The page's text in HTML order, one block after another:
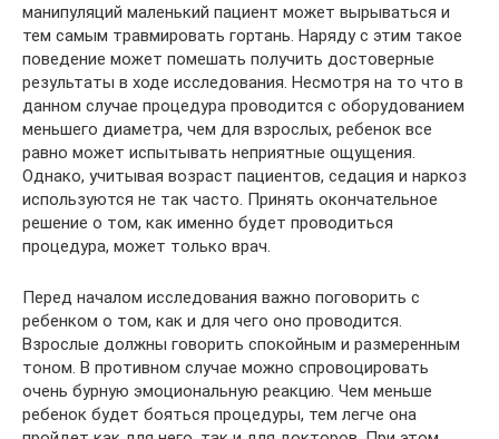
манипуляций маленький пациент может вырываться и
тем самым травмировать гортань. Наряду с этим такое
поведение может помешать получить достоверные
результаты в ходе исследования. Несмотря на то что в
данном случае процедура проводится с оборудованием
меньшего диаметра, чем для взрослых, ребенок все
равно может испытывать неприятные ощущения.
Однако, учитывая возраст пациентов, седация и наркоз
используются не так часто. Принять окончательное
решение о том, как именно будет проводиться
процедура, может только врач.
Перед началом исследования важно поговорить с
ребенком о том, как и для чего оно проводится.
Взрослые должны говорить спокойным и размеренным
тоном. В противном случае можно спровоцировать
очень бурную эмоциональную реакцию. Чем меньше
ребенок будет бояться процедуры, тем легче она